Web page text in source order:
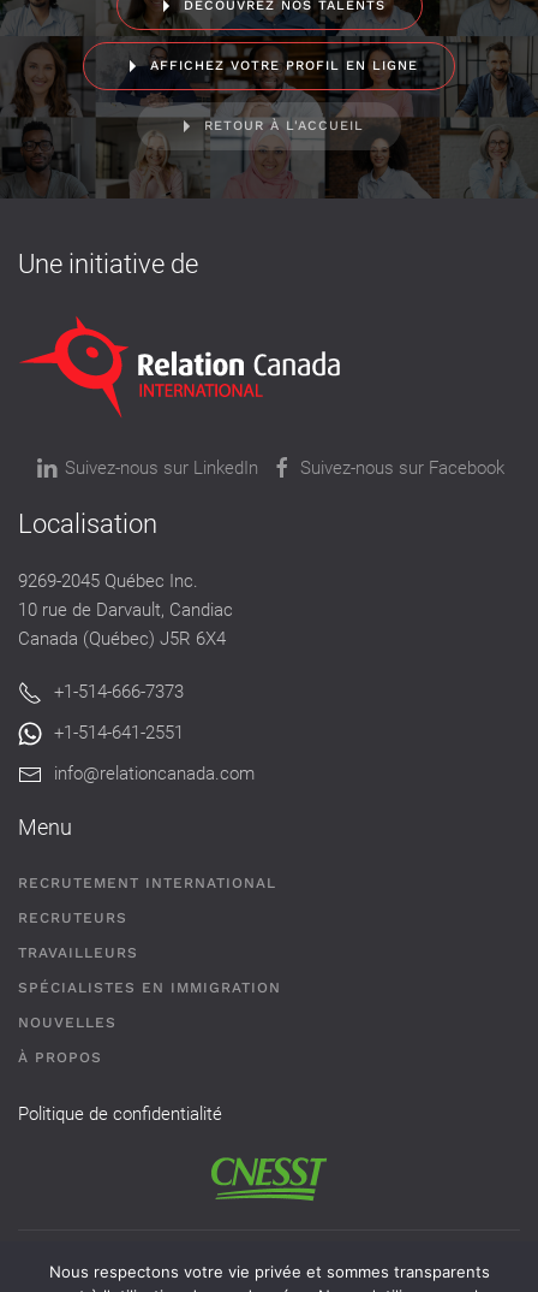
DÉCOUVREZ NOS TALENTS
AFFICHEZ VOTRE PROFIL EN LIGNE
RETOUR À L'ACCUEIL
Une initiative de
Suivez-nous sur LinkedIn Suivez-nous sur Facebook
Localisation
9269-2045 Québec Inc.
10 rue de Darvault, Candiac
Canada (Québec) J5R 6X4
+1-514-666-7373
+1-514-641-2551
info@relationcanada.com
Menu
RECRUTEMENT INTERNATIONAL
RECRUTEURS
TRAVAILLEURS
SPÉCIALISTES EN IMMIGRATION
NOUVELLES
À PROPOS
Politique de confidentialité
Permis de recrutement # AR-2101593 - Une agence de
Nous respectons votre vie privée et sommes transparents